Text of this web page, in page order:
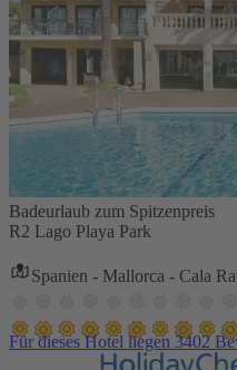
Badeurlaub zum Spitzenpreis
R2 Lago Playa Park
Spanien - Mallorca - Cala
Für dieses Hotel liegen 3402